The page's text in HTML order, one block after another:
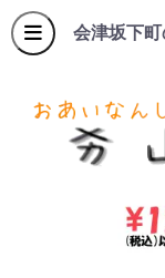
会津坂下